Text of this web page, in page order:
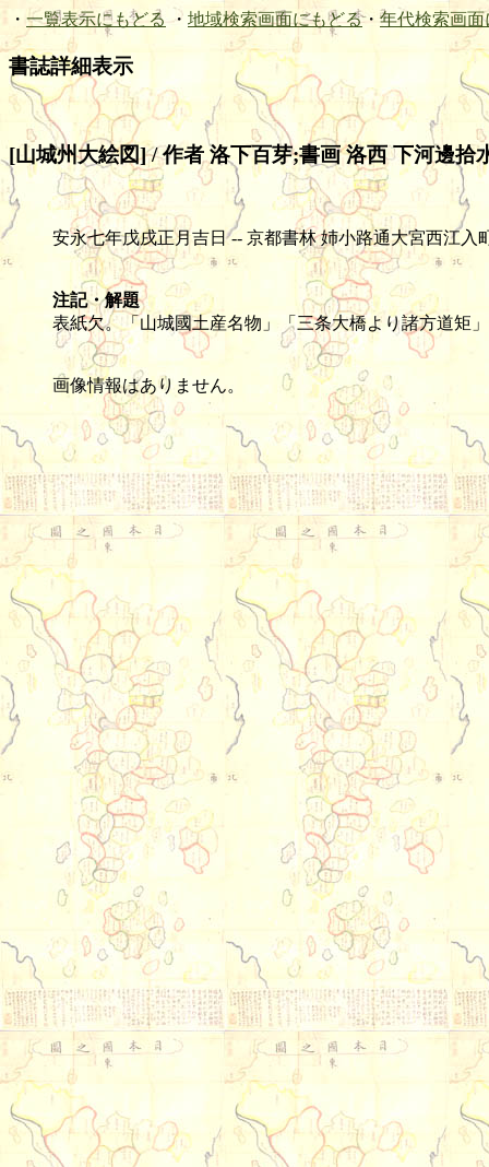
・ 一覧表示にもどる ・ 地域検索画面にもどる・ 年代検索画面
書誌詳細表示
[山城州大絵図] / 作者 洛下百芽;書画 洛西 下河邊拾
安永七年戊戌正月吉日 -- 京都書林 姉小路通大宮西江入
注記・解題
表紙欠。「山城國土産名物」「三条大橋より諸方道矩
画像情報はありません。